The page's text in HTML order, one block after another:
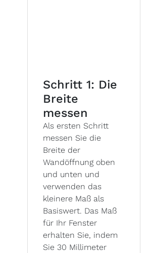
Schritt 1: Die
Breite
messen
Als ersten Schritt
messen Sie die
Breite der
Wandöffnung oben
und unten und
verwenden das
kleinere Maß als
Basiswert. Das Maß
für Ihr Fenster
erhalten Sie, indem
Sie 30 Millimeter